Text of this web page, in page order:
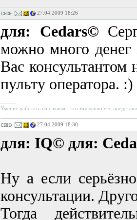
27.04.2009 18:26
для: Cedars©
можно много денег
Вас консультантом
пульту оператора. :)
--------
Умение работать со словом - это мысленно его
27.04.2009 18:30
для: IQ© для:
Ну а если
консультации.
Тогда